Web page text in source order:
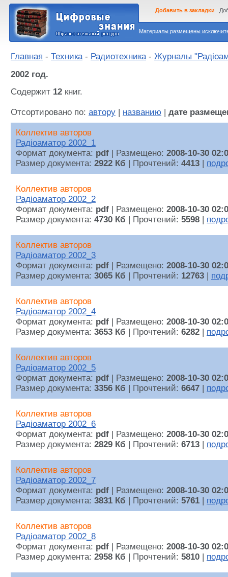
Материалы размещены
Добавить в закладки
Главная - Техника- Радиотехника- Журналы
2002 год.
Содержит 12 книг.
Отсортировано по: автору названию дате
Коллектив авторов
Радiоаматор 2002_1
Формат документа: pdf | Размещено: 2008-10-30
Размер документа: 2922 Кб | Прочтений: 4413
Коллектив авторов
Радiоаматор 2002_2
Формат документа: pdf | Размещено: 2008-10-30
Размер документа: 4730 Кб | Прочтений: 5598
Коллектив авторов
Радiоаматор 2002_3
Формат документа: pdf | Размещено: 2008-10-30
Размер документа: 3065 Кб | Прочтений: 12763
Коллектив авторов
Радiоаматор 2002_4
Формат документа: pdf | Размещено: 2008-10-30
Размер документа: 3653 Кб | Прочтений: 6282
Коллектив авторов
Радiоаматор 2002_5
Формат документа: pdf | Размещено: 2008-10-30
Размер документа: 3356 Кб | Прочтений: 6647
Коллектив авторов
Радiоаматор 2002_6
Формат документа: pdf | Размещено: 2008-10-30
Размер документа: 2829 Кб | Прочтений: 6713
Коллектив авторов
Радiоаматор 2002_7
Формат документа: pdf | Размещено: 2008-10-30
Размер документа: 3831 Кб | Прочтений: 5761
Коллектив авторов
Радiоаматор 2002_8
Формат документа: pdf | Размещено: 2008-10-30
Размер документа: 2958 Кб | Прочтений: 5810